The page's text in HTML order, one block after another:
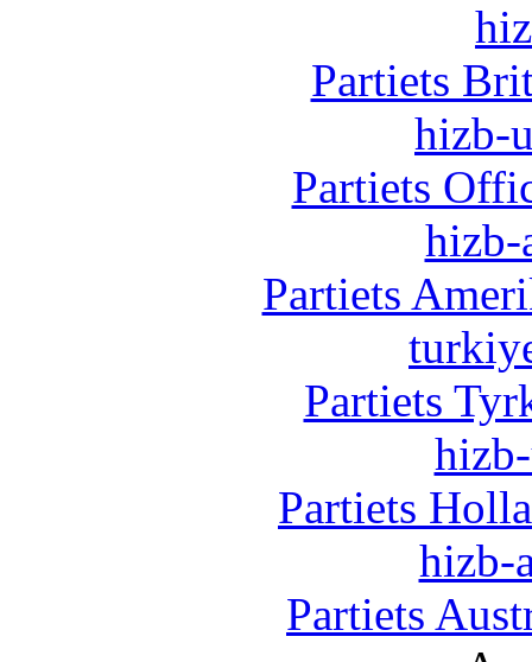
Partiets
hizb-
Partiets
hizb-
Partiets
Partiets
Partiets
hizb-
Partiets